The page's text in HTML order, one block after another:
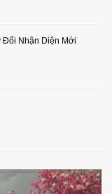
Đổi Nhận Diện Mới